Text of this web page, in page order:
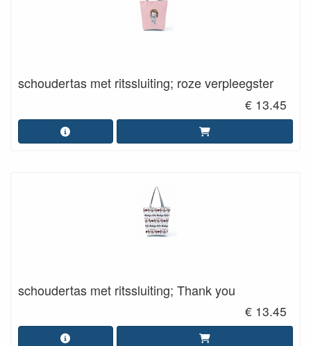
schoudertas met ritssluiting; roze verpleegster
€ 13.45
schoudertas met ritssluiting; Thank you
€ 13.45